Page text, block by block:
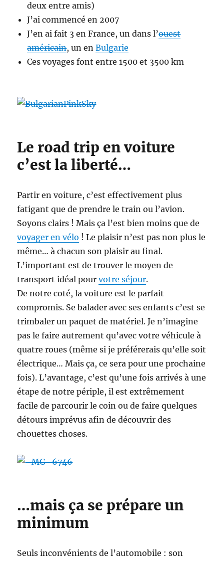
deux entre amis)
J’ai commencé en 2007
J’en ai fait 3 en France, un dans l’ouest
américain, un enBulgarie
Ces voyages font entre 1500 et 3500 km
Le road trip en voiture
c’est la liberté…
Partir en voiture, c’est effectivement plus
fatigant que de prendre le train ou l’avion.
Soyons clairs ! Mais ça l’est bien moins que de
voyager en vélo ! Le plaisir n’est pas non plus le
même… à chacun son plaisir au final.
L’important est de trouver le moyen de
transport idéal pourvotre séjour.
De notre coté, la voiture est le parfait
compromis. Se balader avec ses enfants c’est se
trimbaler un paquet de matériel. Je n’imagine
pas le faire autrement qu’avec votre véhicule à
quatre roues (même si je préférerais qu’elle soit
électrique… Mais ça, ce sera pour une prochaine
fois). L’avantage, c’est qu’une fois arrivés à une
étape de notre périple, il est extrêmement
facile de parcourir le coin ou de faire quelques
détours imprévus afin de découvrir des
chouettes choses.
…mais ça se prépare un
minimum
Seuls inconvénients de l’automobile : son